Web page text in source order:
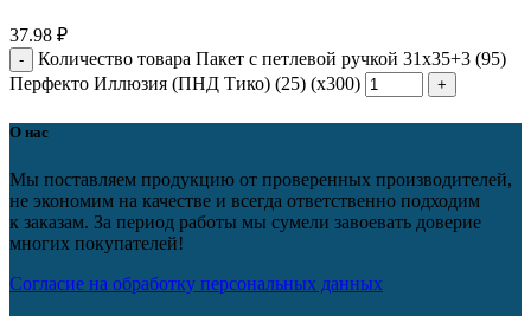
37.98 ₽
Количество товара Пакет с петлевой ручкой 31x35+3 (95)
Перфекто Иллюзия (ПНД Тико) (25) (х300)
О нас
Мы поставляем продукцию от проверенных производителей,
не экономим на качестве и всегда ответственно подходим
к заказам. За период работы мы сумели завоевать доверие
многих покупателей!
Согласие на обработку персональных данных